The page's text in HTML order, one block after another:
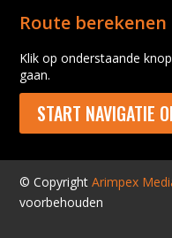
Route berekenen
Klik op onderstaande
gaan.
START NAVIGATIE
© CopyrightArimpex
voorbehouden